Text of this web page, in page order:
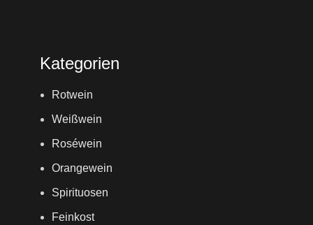
Kategorien
Rotwein
Weißwein
Roséwein
Orangewein
Spirituosen
Feinkost